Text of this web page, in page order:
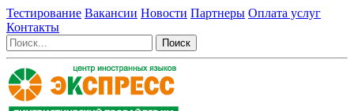
Тестирование Вакансии Новости Партнеры Оплата услуг
Контакты